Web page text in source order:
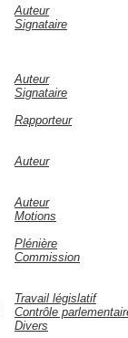
Auteur
Signataire
Auteur
Signataire
Rapporteur
Auteur
Auteur
Motions
Plénière
Commission
Travail législatif
Contrôle
Divers